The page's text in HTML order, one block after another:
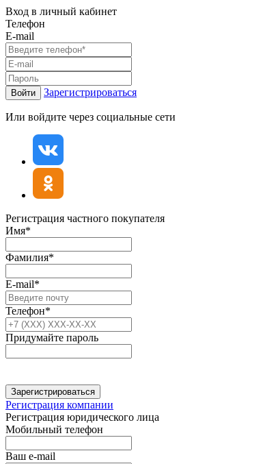
Вход в личный кабинет
Телефон
E-mail
Войти Зарегистрироваться
Или войдите через социальные сети
Регистрация частного покупателя
Имя*
Фамилия*
E-mail*
Телефон*
Придумайте пароль
Зарегистрироваться
Регистрация компании
Регистрация юридического лица
Мобильный телефон
Ваш e-mail